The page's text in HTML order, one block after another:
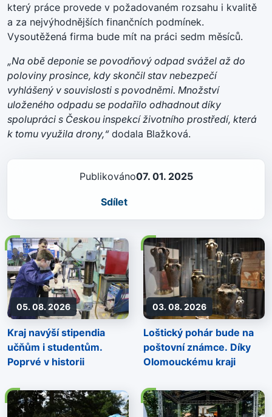
který práce provede v požadovaném rozsahu i kvalitě
a za nejvýhodnějších finančních podmínek.
Vysoutěžená firma bude mít na práci sedm měsíců.
„Na obě deponie se povodňový odpad svážel až do
poloviny prosince, kdy skončil stav nebezpečí
vyhlášený v souvislosti s povodněmi. Množství
uloženého odpadu se podařilo odhadnout díky
spolupráci s Českou inspekcí životního prostředí, která
k tomu využila drony,“dodala Blažková.
Publikováno07. 01. 2025
Sdílet
05. 08. 2026
Kraj navýší stipendia
učňům i studentům.
Poprvé v historii
03. 08. 2026
Loštický pohár bude na
poštovní známce. Díky
Olomouckému kraji